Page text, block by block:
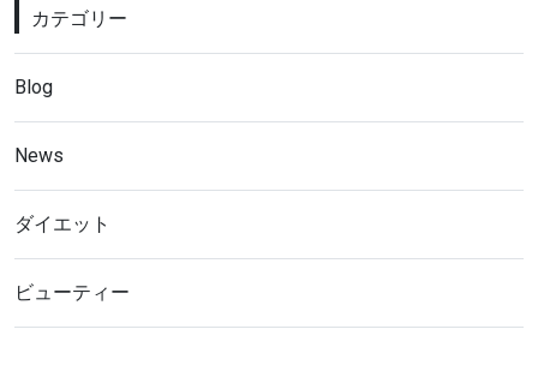
カテゴリー
Blog
News
ダイエット
ビューティー